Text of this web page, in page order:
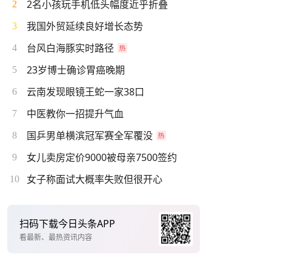
2 2名小孩玩手机低头幅度近乎折叠
3 我国外贸延续良好增长态势
4 台风白海豚实时路径
5 23岁博士确诊胃癌晚期
6 云南发现眼镜王蛇一家38口
7 中医教你一招提升气血
8 国乒男单横滨冠军赛全军覆没
9 女儿卖房定价9000被母亲7500签约
10 女子称面试大概率失败但很开心
扫码下载今日头条APP
看最新、最热资讯内容